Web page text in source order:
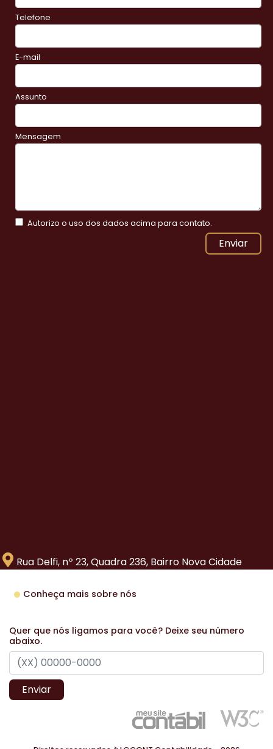
Telefone
E-mail
Assunto
Mensagem
Autorizo o uso dos dados acima para contato.
Enviar
Rua Delfi, nº 23, Quadra 236, Bairro Nova Cidade
Conheça mais sobre nós
Quer que nós ligamos para você? Deixe seu número
abaixo.
Enviar